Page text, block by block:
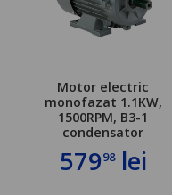
Motor electric
monofazat 1.1KW,
1500RPM, B3-1
condensator
57998lei